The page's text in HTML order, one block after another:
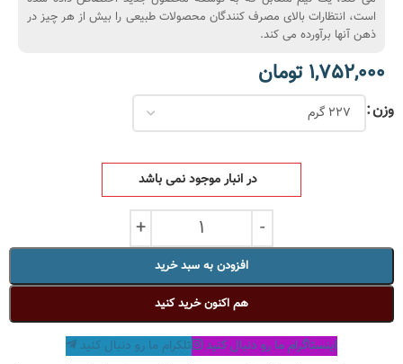
است، انتظارات بالای مصرف کنندگان محصولات طبیعی را بیش از هر چیز در
ذهن آنها برآورده می کند.
1,752,000 تومان
وزن
در انبار موجود نمی باشد
افزودن به سبد خرید
هم اکنون خرید کنید
اینستاگرام ما رو دنبال کنید
تلکرام ما رو دنبال کنید